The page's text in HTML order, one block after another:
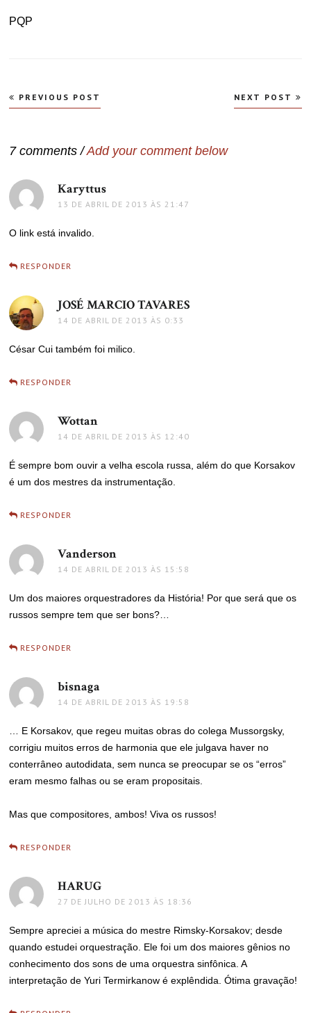
PQP
Navegação
de
PREVIOUS POST NEXT POST
7 comments /Add your comment below
Karyttus
13 DE ABRIL DE 2013 ÀS 21:47
O link está invalido.
RESPONDER
JOSÉ MARCIO TAVARES
14 DE ABRIL DE 2013 ÀS 0:33
César Cui também foi milico.
RESPONDER
Wottan
14 DE ABRIL DE 2013 ÀS 12:40
É sempre bom ouvir a velha escola russa, além do que Korsakov
é um dos mestres da instrumentação.
RESPONDER
Vanderson
14 DE ABRIL DE 2013 ÀS 15:58
Um dos maiores orquestradores da História! Por que será que os
russos sempre tem que ser bons?…
RESPONDER
bisnaga
14 DE ABRIL DE 2013 ÀS 19:58
… E Korsakov, que regeu muitas obras do colega Mussorgsky,
corrigiu muitos erros de harmonia que ele julgava haver no
conterrâneo autodidata, sem nunca se preocupar se os “erros”
eram mesmo falhas ou se eram propositais.
Mas que compositores, ambos! Viva os russos!
RESPONDER
HARUG
27 DE JULHO DE 2013 ÀS 18:36
Sempre apreciei a música do mestre Rimsky-Korsakov; desde
quando estudei orquestração. Ele foi um dos maiores gênios no
conhecimento dos sons de uma orquestra sinfônica. A
interpretação de Yuri Termirkanow é explêndida. Ótima gravação!